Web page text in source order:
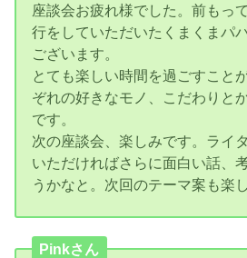
座談会お疲れ様でした。前もっ
行をしていただいたくまくまパ
ございます。
とても楽しい時間を過ごすこと
ぞれの好きなモノ、こだわりと
です。
次の座談会、楽しみです。ライ
いただければさらに面白い話、
うかなと。次回のテーマ案も楽
Pinkさん